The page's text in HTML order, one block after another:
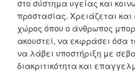
στο σύστημα υγείας και
προστασίας. Χρειάζεται
χώρος όπου ο άνθρωπος
ακουστεί, να εκφράσει όσα
να λάβει υποστήριξη με
διακριτικότητα και